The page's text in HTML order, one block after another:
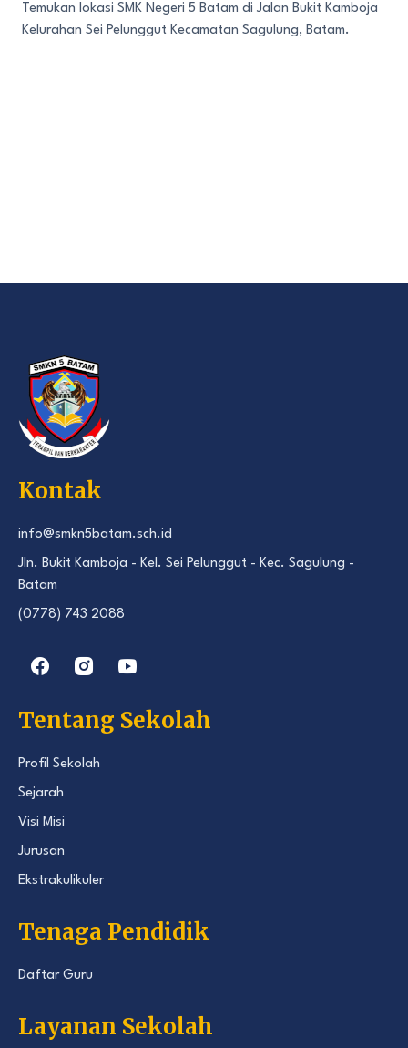
Temukan lokasi SMK Negeri 5 Batam di Jalan Bukit Kamboja
Kelurahan Sei Pelunggut Kecamatan Sagulung, Batam.
Kontak
info@smkn5batam.sch.id
Jln. Bukit Kamboja - Kel. Sei Pelunggut - Kec. Sagulung -
Batam
(0778) 743 2088
Tentang Sekolah
Profil Sekolah
Sejarah
Visi Misi
Jurusan
Ekstrakulikuler
Tenaga Pendidik
Daftar Guru
Layanan Sekolah